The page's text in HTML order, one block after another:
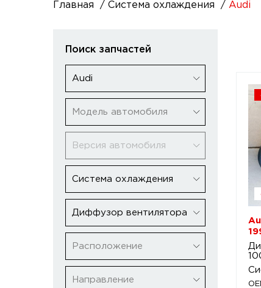
Главная Система охлаждения Audi
Поиск запчастей
Audi
Модель автомобиля
Версия автомобиля
Система охлаждения
Диффузор вентилятора
Расположение
Направление